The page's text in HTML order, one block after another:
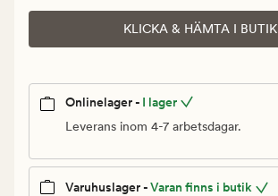
KLICKA & HÄMTA I BUTIK
Onlinelager - I lager
Leverans inom 4-7 arbetsdagar.
Varuhuslager -Varan finns i butik